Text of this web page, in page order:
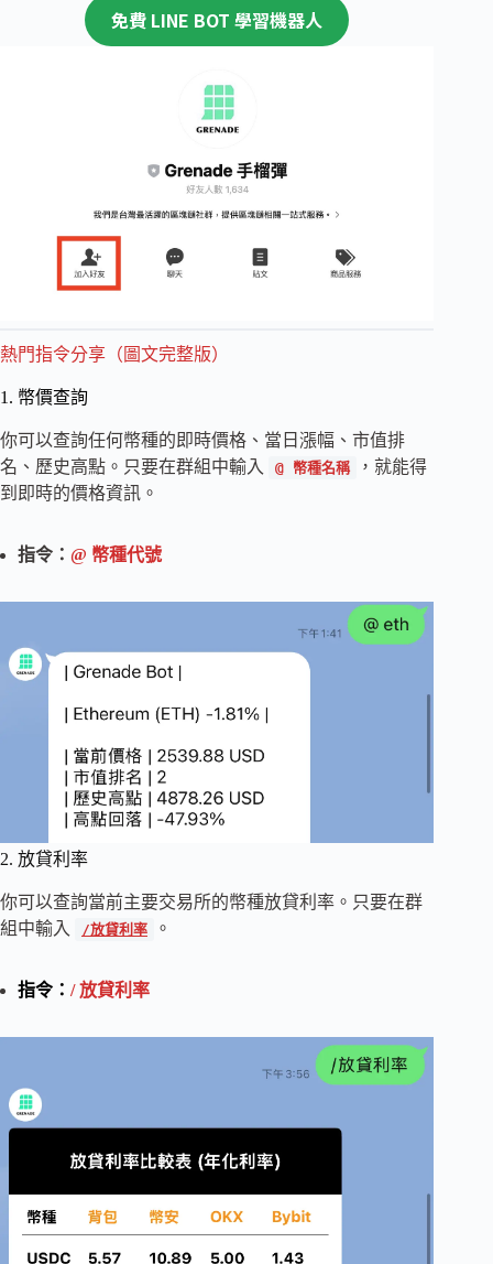
免費 LINE BOT 學習機器人
熱門指令分享（圖文完整版）
1. 幣價查詢
你可以查詢任何幣種的即時價格、當日漲幅、市值排
名、歷史高點。只要在群組中輸入
@ 幣種名稱
，就能得
到即時的價格資訊。
指令： @ 幣種代號
2. 放貸利率
你可以查詢當前主要交易所的幣種放貸利率。只要在群
組中輸入
/放貸利率 。
指令： / 放貸利率